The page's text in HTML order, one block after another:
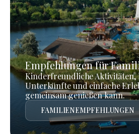
Empfehlungen für
Kinderfreundliche Aktivitäten,
Unterkünfte und einfache
gemeinsam genießen kann.
FAMILIENEMPFEHLUNGEN